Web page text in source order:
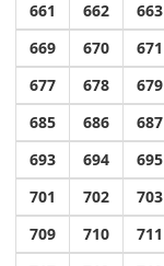
661
662 663
669
670 671
677
678 679
685
686 687
693
694 695
701
702 703
709
710 711